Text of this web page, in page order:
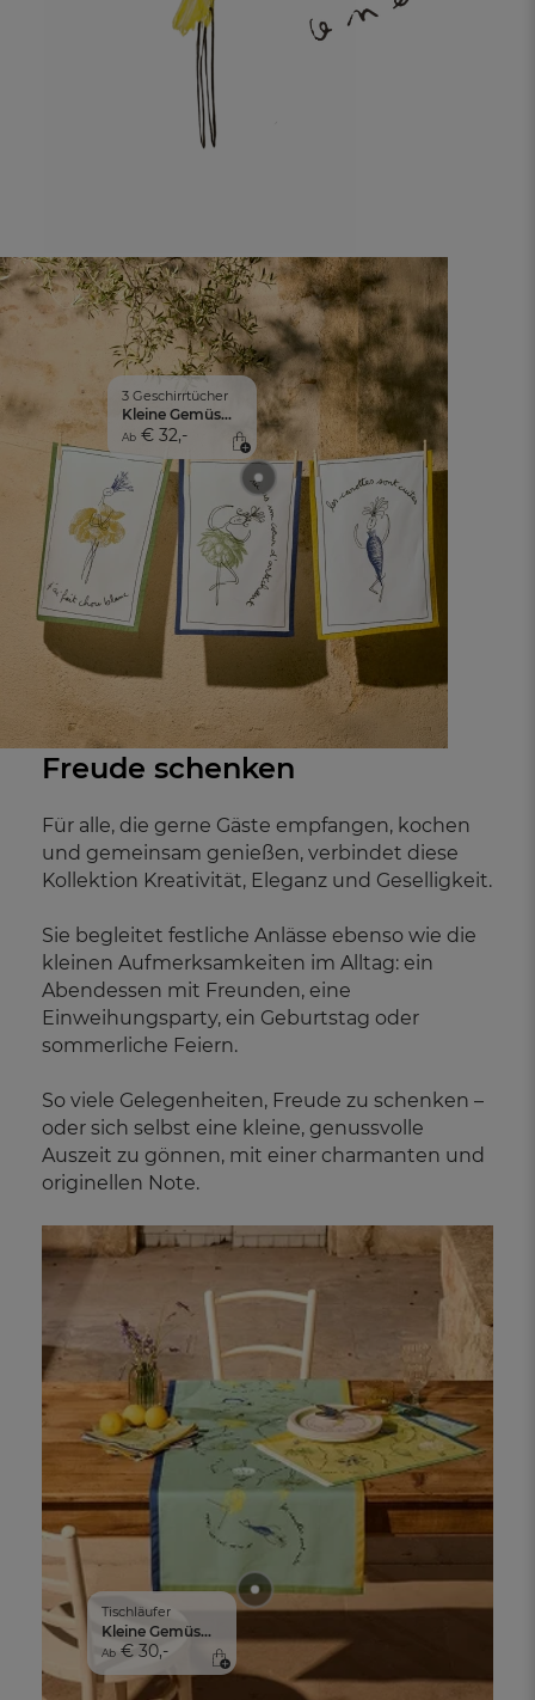
3 Geschirrtücher
Kleine Gemüsegeschichten
Ab€ 32,-
Freude schenken
Für alle, die gerne Gäste empfangen, kochen
und gemeinsam genießen, verbindet diese
Kollektion Kreativität, Eleganz und Geselligkeit.
Sie begleitet festliche Anlässe ebenso wie die
kleinen Aufmerksamkeiten im Alltag: ein
Abendessen mit Freunden, eine
Einweihungsparty, ein Geburtstag oder
sommerliche Feiern.
So viele Gelegenheiten, Freude zu schenken –
oder sich selbst eine kleine, genussvolle
Auszeit zu gönnen, mit einer charmanten und
originellen Note.
Tischläufer
Kleine Gemüsegeschichten
Ab€ 30,-